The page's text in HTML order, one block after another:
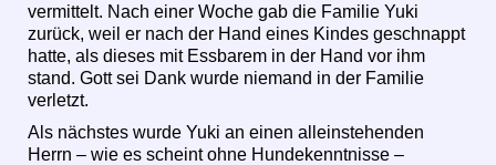
vermittelt. Nach einer Woche gab die Familie Yuki
zurück, weil er nach der Hand eines Kindes geschnappt
hatte, als dieses mit Essbarem in der Hand vor ihm
stand. Gott sei Dank wurde niemand in der Familie
verletzt.
Als nächstes wurde Yuki an einen alleinstehenden
Herrn – wie es scheint ohne Hundekenntnisse –